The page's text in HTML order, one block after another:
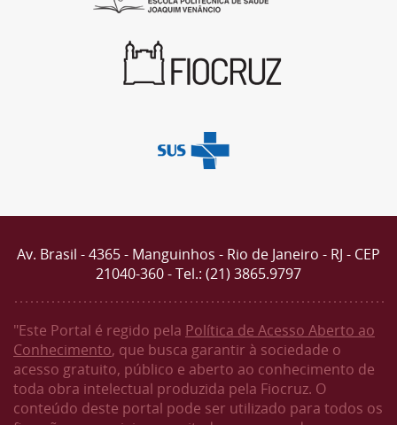
Av. Brasil - 4365 - Manguinhos - Rio de Janeiro - RJ - CEP
21040-360 - Tel.: (21) 3865.9797
"Este Portal é regido pela Política de Acesso Aberto ao
Conhecimento, que busca garantir à sociedade o
acesso gratuito, público e aberto ao conhecimento de
toda obra intelectual produzida pela Fiocruz. O
conteúdo deste portal pode ser utilizado para todos os